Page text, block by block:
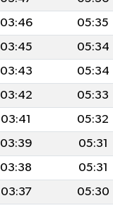
03:46 05:35
03:45 05:34
03:43 05:34
03:42 05:33
03:41 05:32
03:39 05:31
03:38 05:31
03:37 05:30